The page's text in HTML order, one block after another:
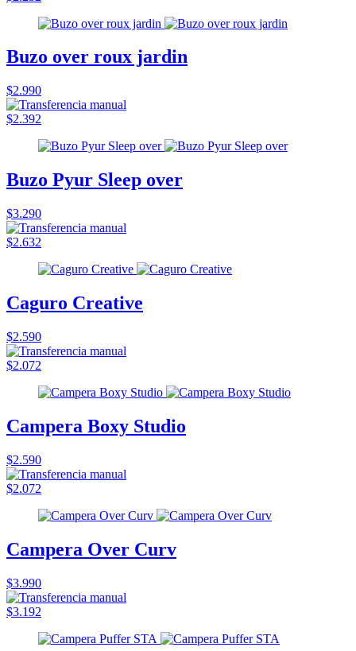
Buzo over roux jardin
$2.990
$2.392
Buzo Pyur Sleep over
$3.290
$2.632
Caguro Creative
$2.590
$2.072
Campera Boxy Studio
$2.590
$2.072
Campera Over Curv
$3.990
$3.192